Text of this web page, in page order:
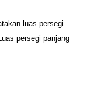
luas persegi.
persegi panjang